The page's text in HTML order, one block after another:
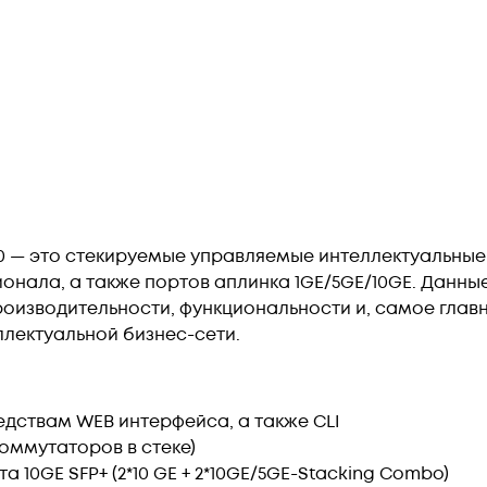
— это стекируемые управляемые
а также портов аплинка 1GE/5GE/10GE.
функциональности и, самое
бизнес-сети.
WEB интерфейса, а также CLI
в стеке)
10GE SFP+ (2*10 GE + 2*10GE/5GE-Stacking Combo)